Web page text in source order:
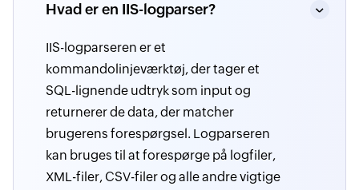
Hvad er en IIS-logparser?
IIS-logparseren er et
kommandolinjeværktøj, der tager et
SQL-lignende udtryk som input og
returnerer de data, der matcher
brugerens forespørgsel. Logparseren
kan bruges til at forespørge på logfiler,
XML-filer, CSV-filer og alle andre vigtige